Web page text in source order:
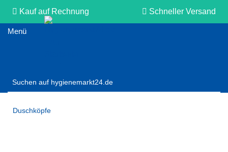
Kauf auf Rechnung Schneller Versand
Duschköpfe